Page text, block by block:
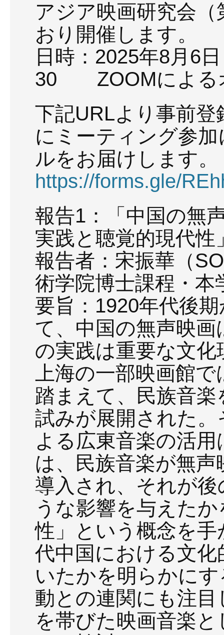
アジア映画研究会
おり開催します。
日時：2025年8月6
30 ZOOMによる
下記URLより事前
にミーティング参
ルをお届けします。
https://forms.gle/
報告1：「中国の無
実践と聴覚的現代性
報告者：宋振華（
術学院博士課程・本
要旨：1920年代後
て、中国の無声映
の実践は重要な文
上海の一部映画館
踏まえて、民族音
試みが展開された
よる広東音楽の活
は、民族音楽が無
導入され、それが
うな影響を与えた
性」という概念を
代中国における文
いたかを明らかに
動との連関にも注
を帯びた映画音楽